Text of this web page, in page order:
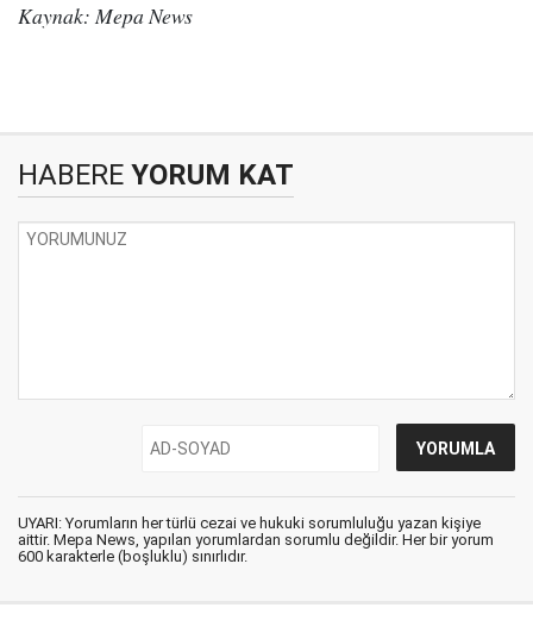
Kaynak: Mepa News
HABERE YORUM KAT
UYARI: Yorumların her türlü cezai ve hukuki sorumluluğu yazan kişiye
aittir. Mepa News, yapılan yorumlardan sorumlu değildir. Her bir yorum
600 karakterle (boşluklu) sınırlıdır.